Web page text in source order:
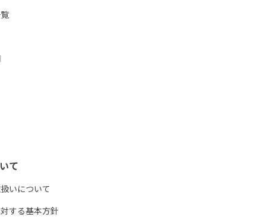
て
いについて
する基本方針